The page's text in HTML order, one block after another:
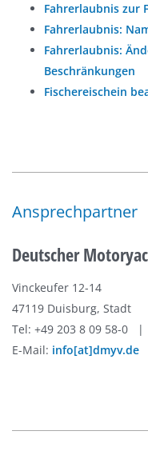
Fahrerlaubnis zur
Fahrerlaubnis:
Fahrerlaubnis:
Beschränkungen
Fischereischein
Ansprechpartner
Deutscher
Vinckeufer 12-14
47119 Duisburg, Stadt
Tel: +49 203 8 09 58-0 |
E-Mail: info[at]dmyv.de